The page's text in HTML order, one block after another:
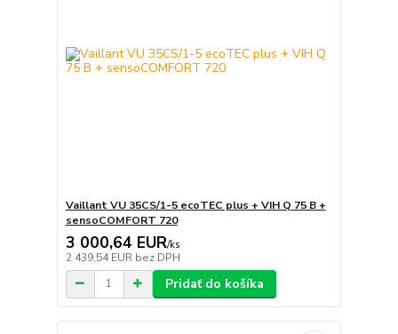
Vaillant VU 35CS/1-5 ecoTEC plus + VIH Q 75 B +
sensoCOMFORT 720
3 000,64 EUR/ks
2 439,54 EUR bez DPH
Pridať do košíka